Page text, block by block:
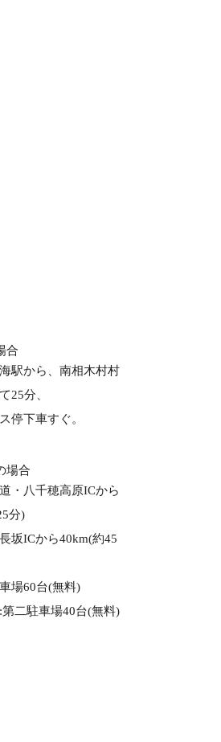
合
駅から、南相木村村
25分、
停下車すぐ。
場合
・八千穂高原ICから
分)
坂ICから40km(約45
場60台(無料)
二駐車場40台(無料)